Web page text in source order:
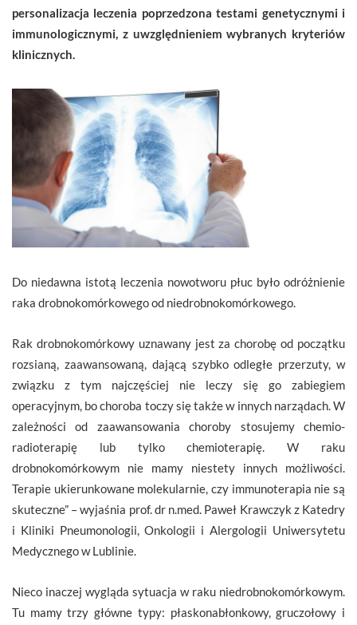
personalizacja leczenia poprzedzona testami genetycznymi i
immunologicznymi, z uwzględnieniem wybranych kryteriów
klinicznych.
Do niedawna istotą leczenia nowotworu płuc było odróżnienie
raka drobnokomórkowego od niedrobnokomórkowego.
Rak drobnokomórkowy uznawany jest za chorobę od początku
rozsianą, zaawansowaną, dającą szybko odległe przerzuty, w
związku z tym najczęściej nie leczy się go zabiegiem
operacyjnym, bo choroba toczy się także w innych narządach. W
zależności od zaawansowania choroby stosujemy chemio-
radioterapię lub tylko chemioterapię. W raku
drobnokomórkowym nie mamy niestety innych możliwości.
Terapie ukierunkowane molekularnie, czy immunoterapia nie są
skuteczne” – wyjaśnia prof. dr n.med. Paweł Krawczyk z Katedry
i Kliniki Pneumonologii, Onkologii i Alergologii Uniwersytetu
Medycznego w Lublinie.
Nieco inaczej wygląda sytuacja w raku niedrobnokomórkowym.
Tu mamy trzy główne typy: płaskonabłonkowy, gruczołowy i